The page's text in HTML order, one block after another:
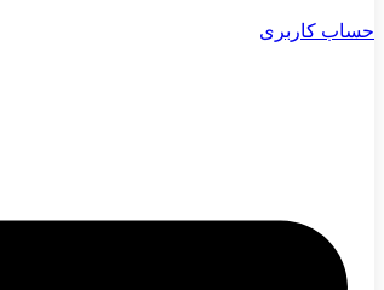
حساب کاربری